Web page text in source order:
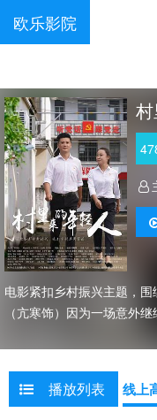
欧乐影院
电影紧扣乡村振兴主题，
（亢寒饰）因为一场意外
兴的故事。姚强用爱党为
村产业、带动人才回归乡
播放列表 线上